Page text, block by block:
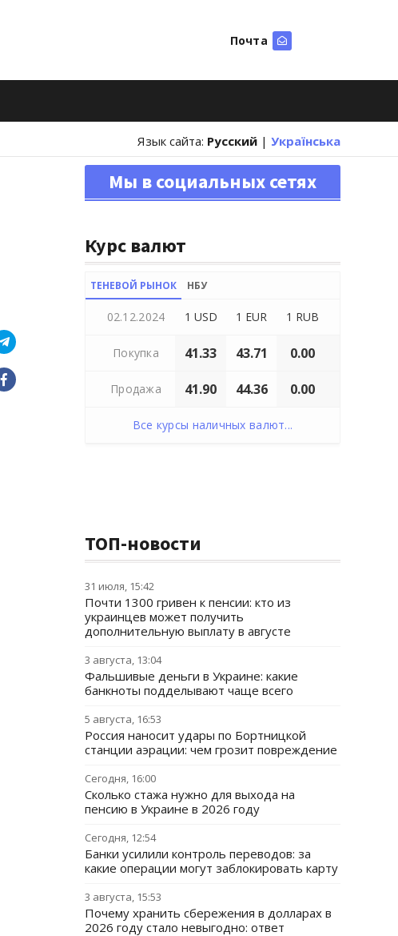
Почта
Язык сайта: Русский | Українська
Мы в социальных сетях
Курс валют
ТЕНЕВОЙ РЫНОК НБУ
02.12.2024 1 USD 1 EUR 1 RUB
Покупка 41.33 43.71 0.00
Продажа 41.90 44.36 0.00
Все курсы наличных валют...
ТОП-новости
31 июля, 15:42
Почти 1300 гривен к пенсии: кто из
украинцев может получить
дополнительную выплату в августе
3 августа, 13:04
Фальшивые деньги в Украине: какие
банкноты подделывают чаще всего
5 августа, 16:53
Россия наносит удары по Бортницкой
станции аэрации: чем грозит повреждение
Сегодня, 16:00
Сколько стажа нужно для выхода на
пенсию в Украине в 2026 году
Сегодня, 12:54
Банки усилили контроль переводов: за
какие операции могут заблокировать карту
3 августа, 15:53
Почему хранить сбережения в долларах в
2026 году стало невыгодно: ответ